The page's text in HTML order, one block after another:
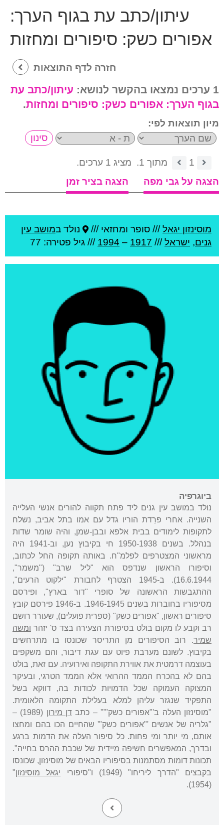
עיתון/כתב עת בגוף הערך:
אפורים כשק: סיפורים ומחזות
חזרה לדף התוצאות
1 ערכים נמצאו בהקשר לנושא:
עיתון/כתב עת
בגוף הערך: אפורים כשק: סיפורים ומחזות.
מיון תוצאות לפי:
1 מתוך 1.
מציג 1 ערכים.
הצגה על גבי מפה
הצגה בציר זמן
מוסינזון יגאל/// סופר ומחזאי /// נולד במושב עין
גנים, ישראל///
1917
–
1994 /// גיל פטירה: 77
ביוגרפיה
נולד במושב עין גנים ליד פתח תקווה להורים אנשי העלייה
השנייה. אחרי פרֵדת הוריו גדל עם אמו בתל אביב, נשלח
לתקופות לימודים בבית אלפא ובבן-שמן, והיה שומר שדות
בנהלל. בשנים 1950-1938 חי בקיבוץ נען, וב-1941 היה
מראשוני המצטרפים לפלמ"ח. באותה תקופה החל לכתוב,
וסיפורו הראשון שנדפס הוא "ליל שרב" ("משמר",
16.6.1944). ב-1945 הצטרף לחבורת "ילקוט הרעים",
ההתגבשות הראשונה של סופרי "דור בארץ", ופירסם
מסיפוריו בחוברות בשנים 1946-1945. ב-1946 פירסם קובץ
סיפורים ראשון, "אפורים כשק" (ספרית פועלים), שעורר רושם
רב וקבע לו מקום בולט בסיפורת הצעירה בצד ס' יזהר ומשה
שמיר. רוב הסיפורים מן התריסר שכונסו בו מתרחשים
בקיבוץ. לשונם מערבת פיוט עם עגת דיבור, והם משקפים
בעוצמה דרמטית את אווירת התקופה ואירועיה. עם זאת, בולט
בהם לא בהכרח הממד ההרואי אלא הממד הטרגי, ובעיקר
המצוקה העמוקה שכל הדמויות לכודות בה, דווקא בשל
התפקיד שנגזר עליהן למלא בעלילת התקומה הלאומית.
"מוסינזון העלה ב'"אפורים כשק""' – כתב דן מירון
(1989) –
"גלריה של אנשים '"אפורים כשק"' שהחיים הכו בהם ומחצו
אותם, מי יותר ומי פחות. כל סיפור העלה את הדמות ברגע
ובדרך, המאפשרים חשיפה מיידית של שכבת ההרס בחייה".
תכונות דומות מסתמנות בסיפוריו הבאים של מוסינזון, שכונסו
בקבצים "הדרך ליריחו" (1949) ו"סיפורי
יגאל מוסינזון"
(1954).